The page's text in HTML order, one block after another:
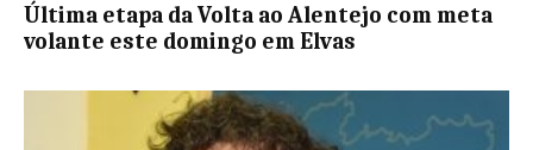
Última etapa da Volta ao Alentejo com meta
volante este domingo em Elvas